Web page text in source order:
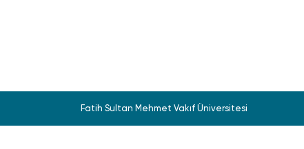
Fatih Sultan Mehmet Vakıf Üniversitesi